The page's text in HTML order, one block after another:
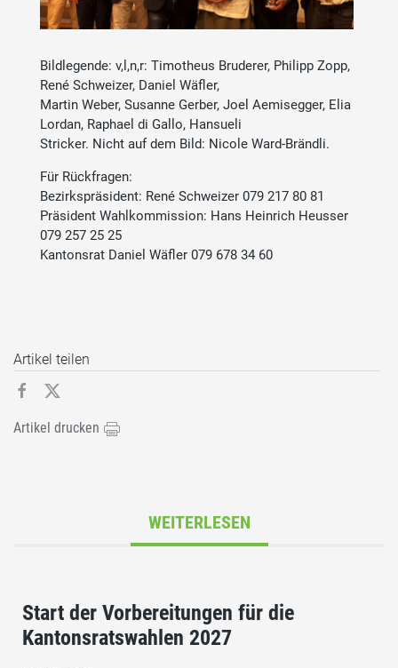
Bildlegende: v,l,n,r: Timotheus Bruderer, Philipp Zopp,
René Schweizer, Daniel Wäfler,
Martin Weber, Susanne Gerber, Joel Aemisegger, Elia
Lordan, Raphael di Gallo, Hansueli
Stricker. Nicht auf dem Bild: Nicole Ward-Brändli.
Für Rückfragen:
Bezirkspräsident: René Schweizer 079 217 80 81
Präsident Wahlkommission: Hans Heinrich Heusser
079 257 25 25
Kantonsrat Daniel Wäfler 079 678 34 60
Artikel teilen
Artikel drucken
WEITERLESEN
Start der Vorbereitungen für die
Kantonsratswahlen 2027